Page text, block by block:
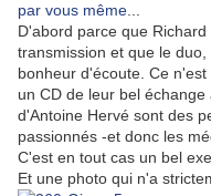
par vous même
D'abord parce que
transmission et que le
bonheur d'écoute. Ce
un CD de leur bel
d'Antoine Hervé sont des
passionnés -et donc les
C'est en tout cas un bel
Et une photo qui n'a